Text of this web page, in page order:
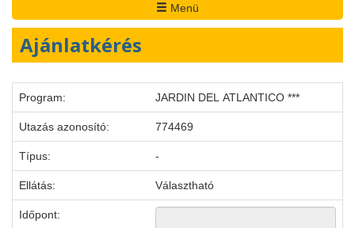
Menü
Ajánlatkérés
Program: JARDIN DEL ATLANTICO ***
Utazás azonosító: 774469
Típus: -
Ellátás: Választható
Időpont: